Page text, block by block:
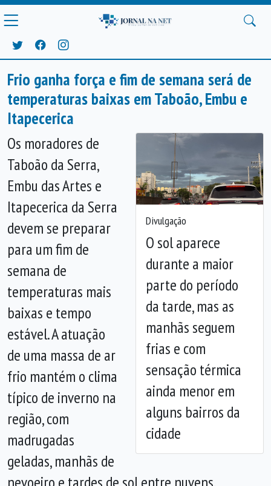
Frio ganha força e fim de semana será de
temperaturas baixas em Taboão, Embu e
Itapecerica
Divulgação
O sol aparece
durante a maior
parte do período
da tarde, mas as
manhãs seguem
frias e com
sensação térmica
ainda menor em
alguns bairros da
cidade
Anterior
Os moradores de
Taboão da Serra,
Embu das Artes e
Itapecerica da Serra
devem se preparar
para um fim de
semana de
temperaturas mais
baixas e tempo
estável. A atuação
de uma massa de ar
frio mantém o clima
típico de inverno na
região, com
madrugadas
geladas, manhãs de